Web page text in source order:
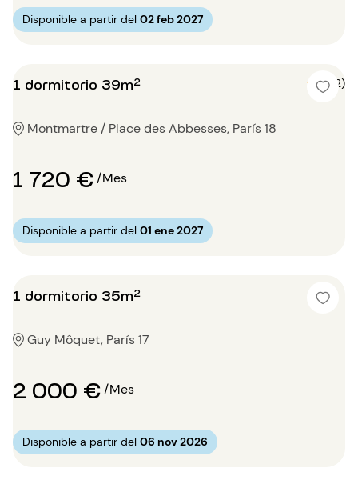
Disponible a partir del 02 feb 2027
1 dormitorio 39m² 4 (2)
Montmartre / Place des Abbesses, París 18
1 720 €/Mes
Disponible a partir del 01 ene 2027
1 dormitorio 35m²
Guy Môquet, París 17
2 000 €/Mes
Disponible a partir del 06 nov 2026